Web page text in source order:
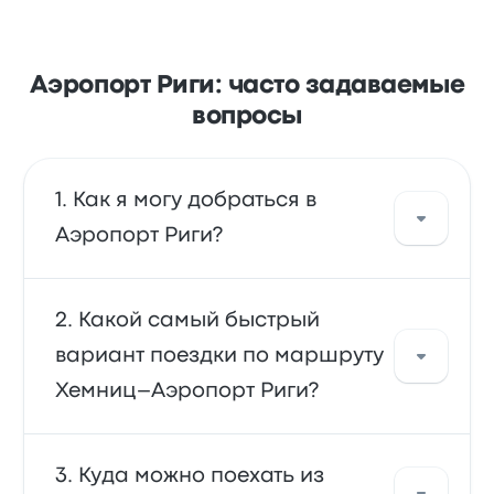
Аэропорт Риги: часто задаваемые
вопросы
Как я могу добраться в
Аэропорт Риги?
автобус — основной вид транспорта,
Кроме того, вы можете взять такси или
воспользоваться сервисом райдшеринга.
Какой самый быстрый
вариант поездки по маршруту
Хемниц–Аэропорт Риги?
автобус — самый быстрый способ попасть
Куда можно поехать из